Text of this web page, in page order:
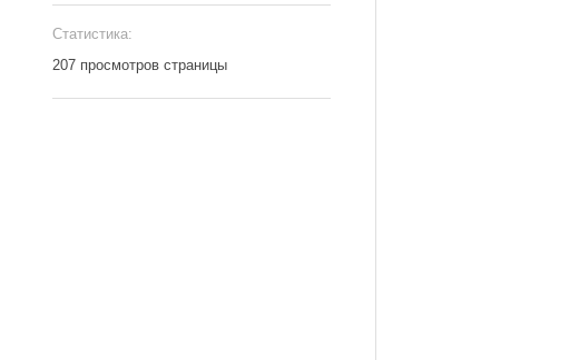
Статистика:
207 просмотров страницы